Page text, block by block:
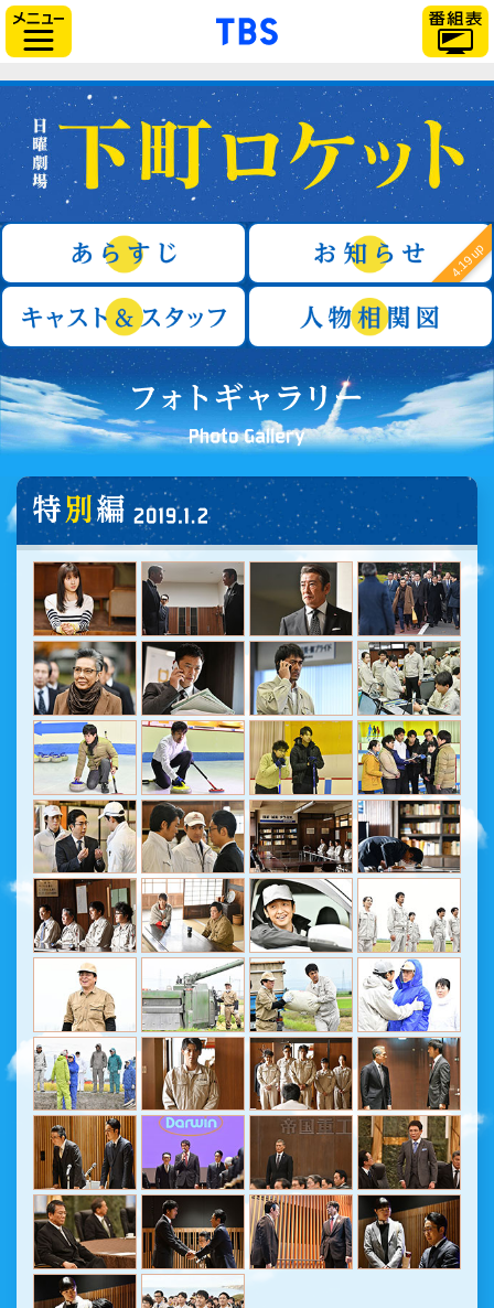
「TBSテレビ」トップ
日曜劇場『下町ロケット』
4.19 up
キャスト＆スタッフ
第12話 2019.01.02 (WED)